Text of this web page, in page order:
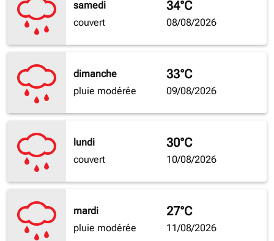
samedi
couvert
34°C
08/08/2026
dimanche
pluie modérée
33°C
09/08/2026
lundi
couvert
30°C
10/08/2026
mardi
pluie modérée
27°C
11/08/2026